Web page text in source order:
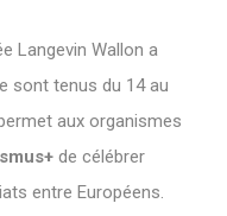
Langevin Wallon a
sont tenus du 14 au
aux organismes
de célébrer
entre Européens.